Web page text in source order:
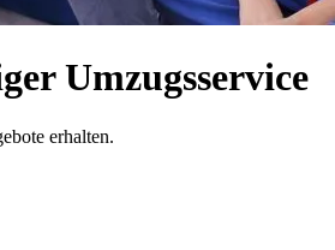
Umzugsservice
erhalten.